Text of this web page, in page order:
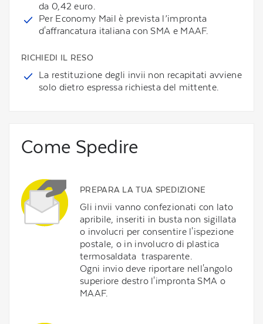
da 0,42 euro.
Per Economy Mail è prevista l’impronta
d'affrancatura italiana con SMA e MAAF.
RICHIEDI IL RESO
La restituzione degli invii non recapitati avviene
solo dietro espressa richiesta del mittente.
Come Spedire
PREPARA LA TUA SPEDIZIONE
Gli invii vanno confezionati con lato
apribile, inseriti in busta non sigillata
o involucri per consentire l'ispezione
postale, o in involucro di plastica
termosaldata trasparente.
Ogni invio deve riportare nell'angolo
superiore destro l'impronta SMA o
MAAF.